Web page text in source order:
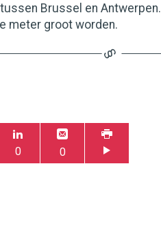
Brussel en
meter groot worden.
0 0